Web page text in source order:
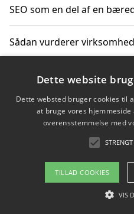
SEO som en del af en
Sådan vurderer
Sådan får du hjælp til en
Copyright
Om / kontakt
Dette website
Dette websted bruger cookies til
at bruge vores
overensstemmelse med
TILLAD COOKIES
VIS